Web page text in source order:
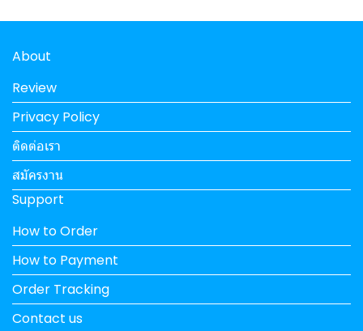
About
Review
Privacy Policy
ติดต่อเรา
สมัครงาน
Support
How to Order
How to Payment
Order Tracking
Contact us